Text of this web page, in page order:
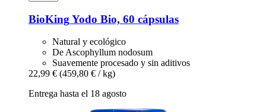
BioKing Yodo Bio, 60 cápsulas
Natural y ecológico
De Ascophyllum nodosum
Suavemente procesado y sin aditivos
22,99 € (459,80 € / kg)
Entrega hasta el 18 agosto